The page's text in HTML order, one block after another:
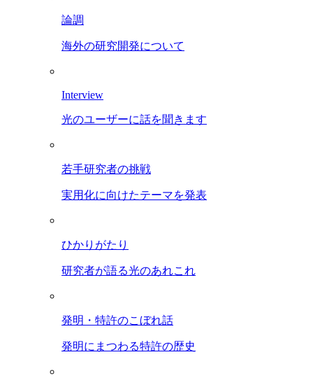
論調
海外の研究開発について
Interview
光のユーザーに話を聞きます
若手研究者の挑戦
実用化に向けたテーマを発表
ひかりがたり
研究者が語る光のあれこれ
発明・特許のこぼれ話
発明にまつわる特許の歴史